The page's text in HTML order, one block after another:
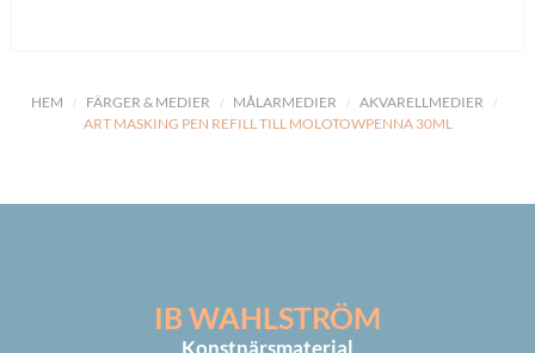
HEM FÄRGER & MEDIER MÅLARMEDIER
AKVARELLMEDIER
ART MASKING PEN REFILL TILL MOLOTOWPENNA 30ML
IB WAHLSTRÖM
Konstnärsmaterial